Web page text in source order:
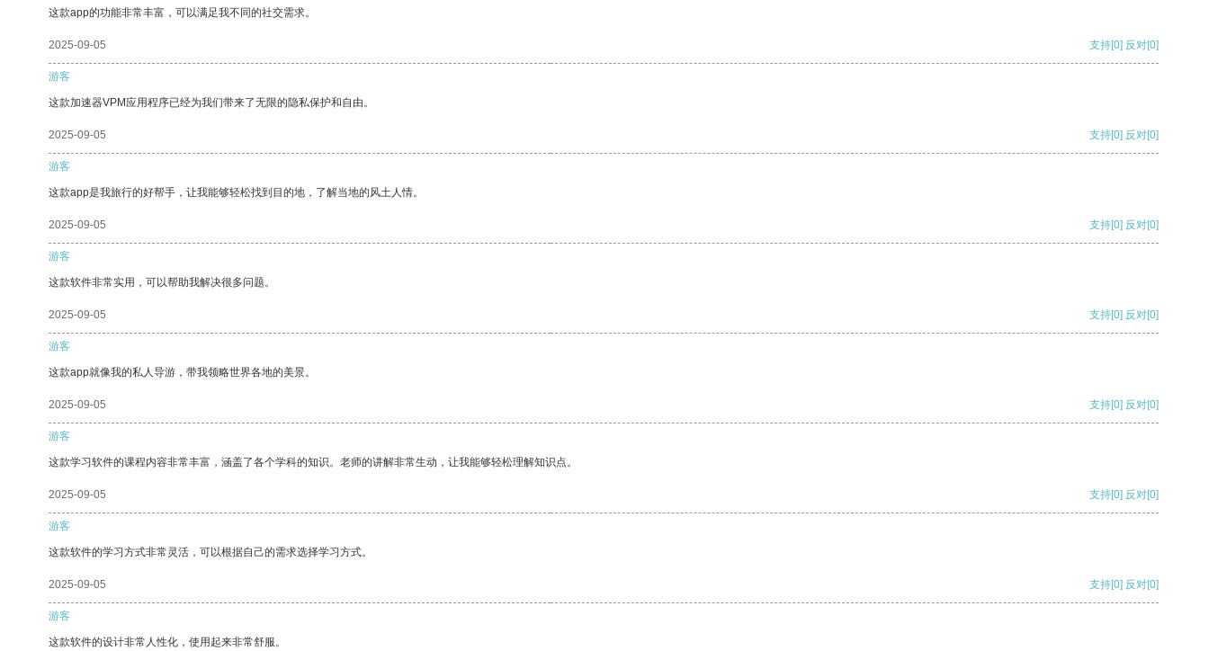
这款app的功能非常丰富，可以满足我不同的社交需求。
2025-09-05 支持[0] 反对[0]
游客
这款加速器VPM应用程序已经为我们带来了无限的隐私保护和自由。
2025-09-05 支持[0] 反对[0]
游客
这款app是我旅行的好帮手，让我能够轻松找到目的地，了解当地的风土人情。
2025-09-05 支持[0] 反对[0]
游客
这款软件非常实用，可以帮助我解决很多问题。
2025-09-05 支持[0] 反对[0]
游客
这款app就像我的私人导游，带我领略世界各地的美景。
2025-09-05 支持[0] 反对[0]
游客
这款学习软件的课程内容非常丰富，涵盖了各个学科的知识。老师的讲解非常生动，让我能够轻松理解知识点。
2025-09-05 支持[0] 反对[0]
游客
这款软件的学习方式非常灵活，可以根据自己的需求选择学习方式。
2025-09-05 支持[0] 反对[0]
游客
这款软件的设计非常人性化，使用起来非常舒服。